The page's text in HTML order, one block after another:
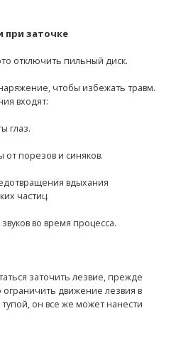
заточке
отключить пильный диск.
чтобы избежать травм.
входят:
глаз.
от порезов и синяков.
вдыхания
частиц.
во время процесса.
заточить лезвие, прежде
движение лезвия в
он все же может нанести